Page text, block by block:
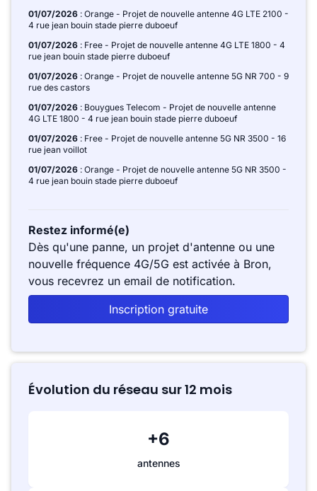
01/07/2026 : Orange - Projet de nouvelle antenne 4G LTE 2100 -
4 rue jean bouin stade pierre duboeuf
01/07/2026 : Free - Projet de nouvelle antenne 4G LTE 1800 - 4
rue jean bouin stade pierre duboeuf
01/07/2026 : Orange - Projet de nouvelle antenne 5G NR 700 - 9
rue des castors
01/07/2026 : Bouygues Telecom - Projet de nouvelle antenne
4G LTE 1800 - 4 rue jean bouin stade pierre duboeuf
01/07/2026 : Free - Projet de nouvelle antenne 5G NR 3500 - 16
rue jean voillot
01/07/2026 : Orange - Projet de nouvelle antenne 5G NR 3500 -
4 rue jean bouin stade pierre duboeuf
Restez informé(e)
Dès qu'une panne, un projet d'antenne ou une
nouvelle fréquence 4G/5G est activée à Bron,
vous recevrez un email de notification.
Inscription gratuite
Évolution du réseau sur 12 mois
+6
antennes